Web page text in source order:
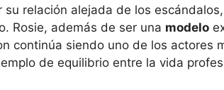
relación alejada de los
Rosie, además de ser una modelo
continúa siendo uno de los actores
de equilibrio entre la vida